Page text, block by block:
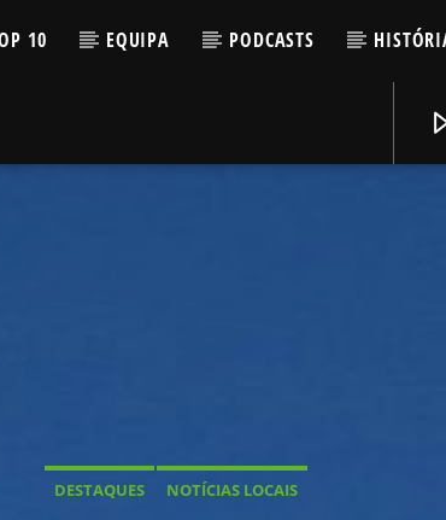
10 EQUIPA PODCASTS
DESTAQUES NOTÍCIAS LOCAIS